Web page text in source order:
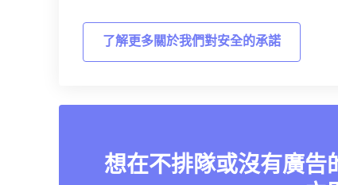
了解更多關於我們對安全的承諾
想在不排隊或沒有廣告